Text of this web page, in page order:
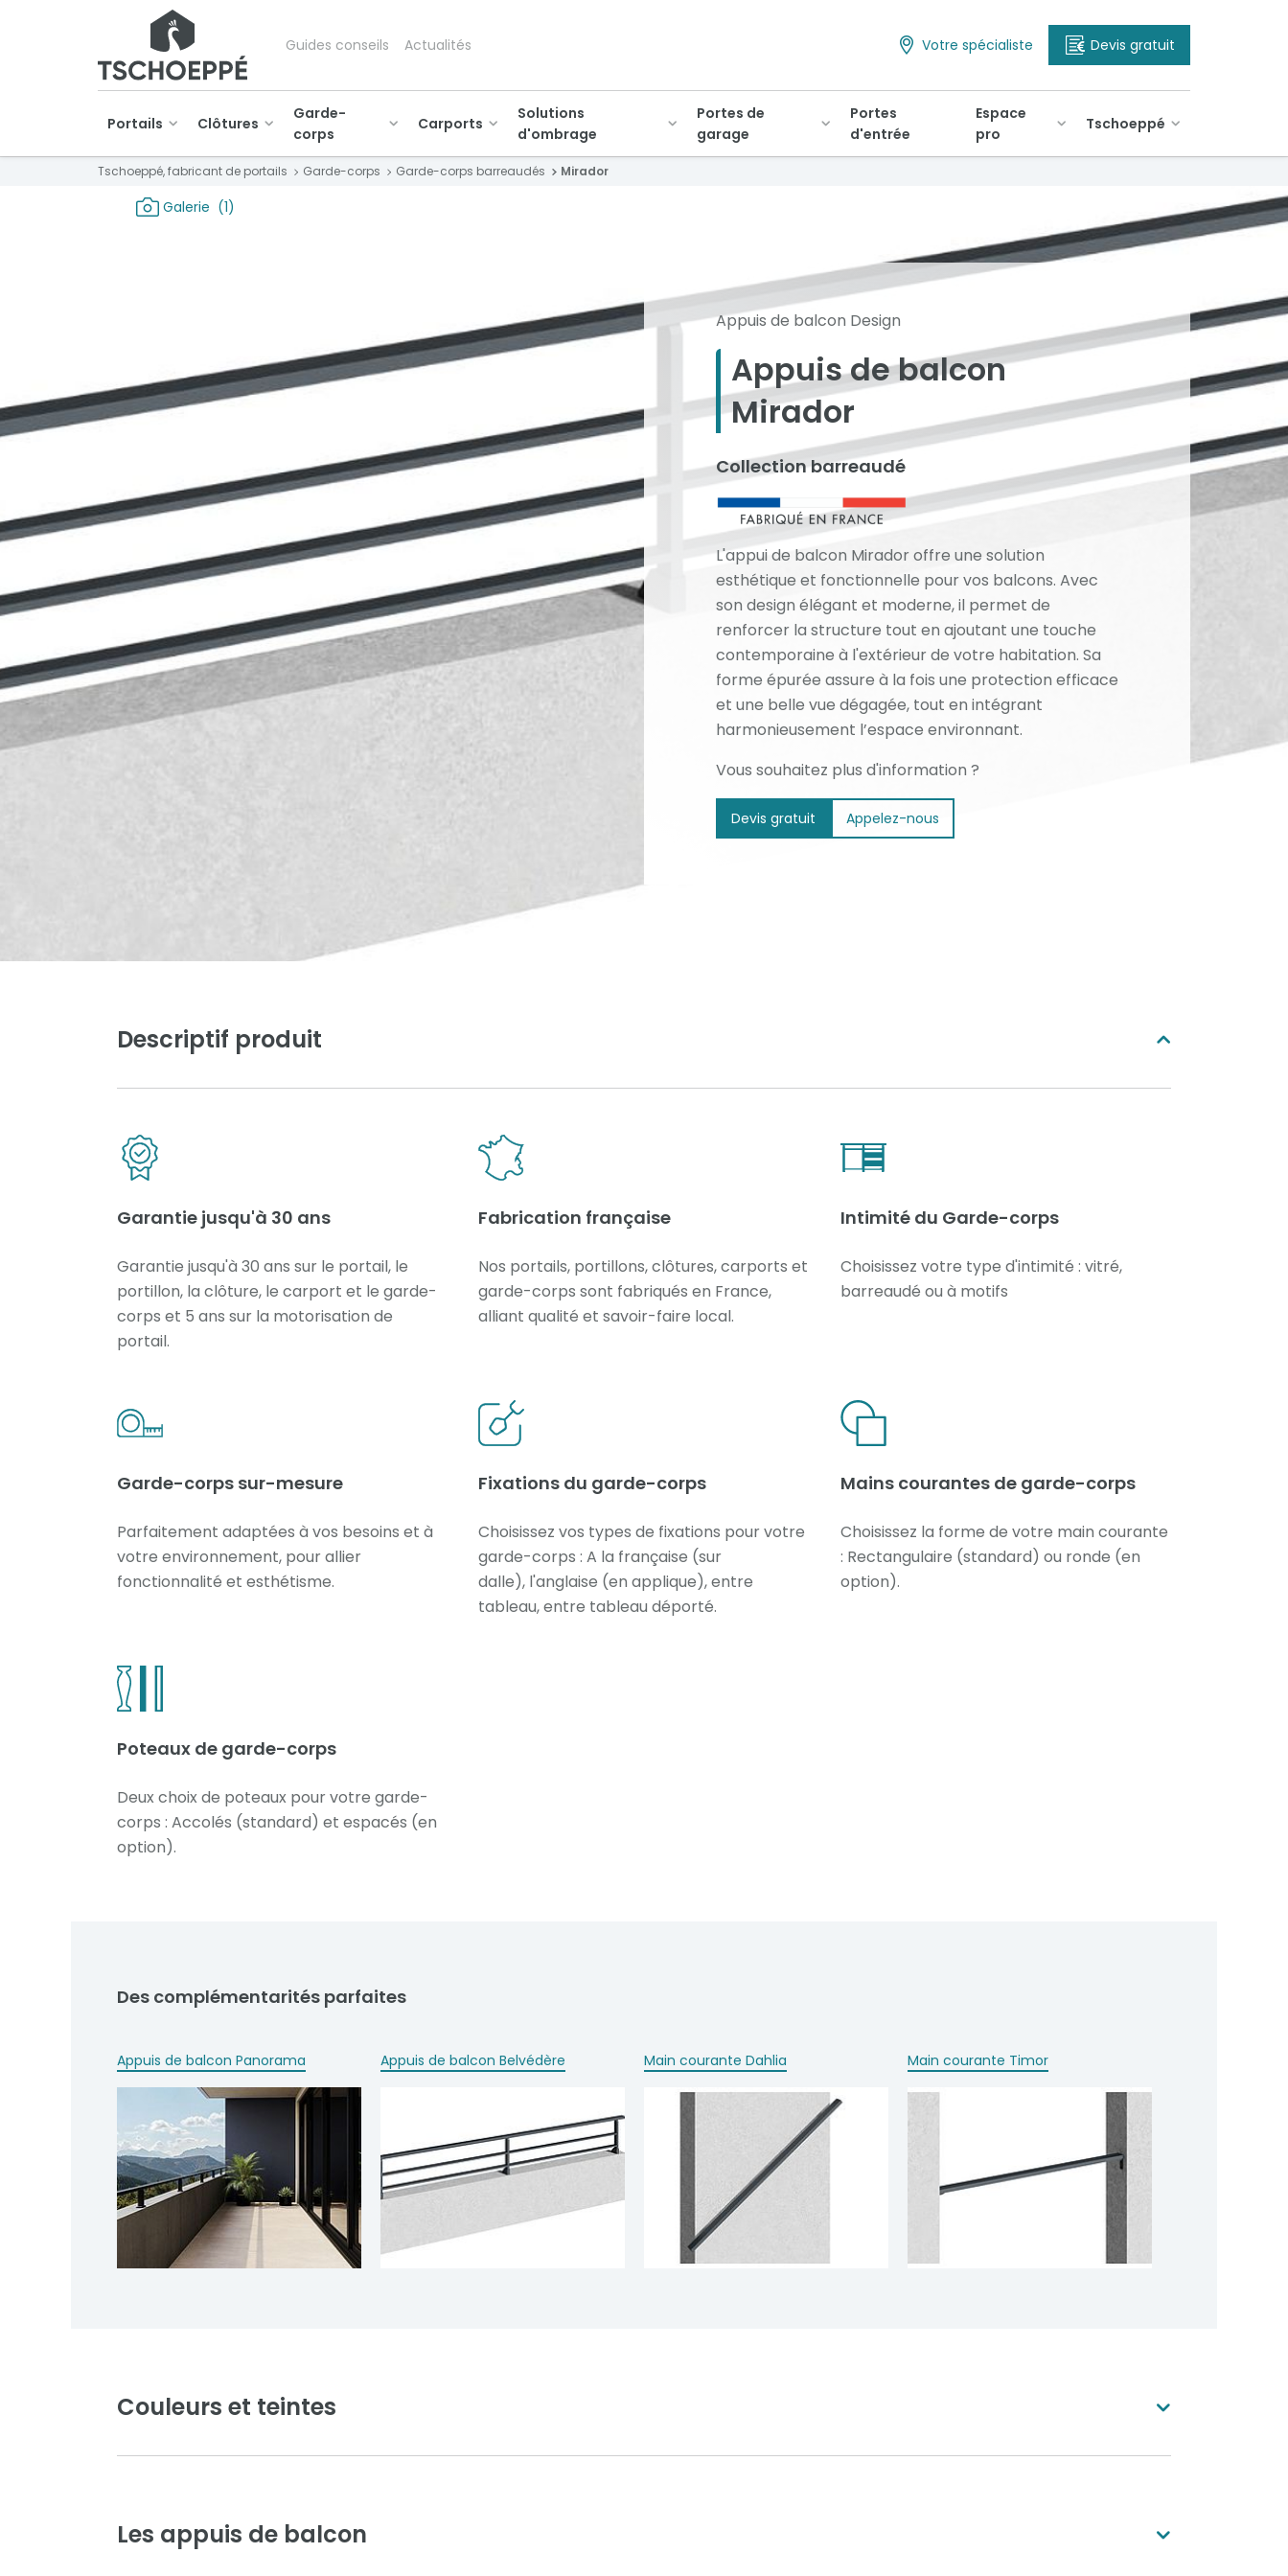
Guides conseils Actualités Votre spécialiste Devis gratuit
Portails Clôtures
Garde-
corps
Carports
Solutions
d'ombrage
Portes de
garage
Portes
d'entrée
Espace
pro
Tschoeppé
Tschoeppé, fabricant de portails Garde-corps Garde-corps barreaudés Mirador
Galerie (1)
Appuis de balcon Design
Appuis de balcon
Mirador
Collection barreaudé
L'appui de balcon Mirador offre une solution
esthétique et fonctionnelle pour vos balcons. Avec
son design élégant et moderne, il permet de
renforcer la structure tout en ajoutant une touche
contemporaine à l'extérieur de votre habitation. Sa
forme épurée assure à la fois une protection efficace
et une belle vue dégagée, tout en intégrant
harmonieusement l’espace environnant.
Vous souhaitez plus d'information ?
Devis gratuit Appelez-nous
Descriptif produit
Garantie jusqu'à 30 ans
Garantie jusqu'à 30 ans sur le portail, le
portillon, la clôture, le carport et le garde-
corps et 5 ans sur la motorisation de
portail.
Fabrication française
Nos portails, portillons, clôtures, carports et
garde-corps sont fabriqués en France,
alliant qualité et savoir-faire local.
Intimité du Garde-corps
Choisissez votre type d'intimité : vitré,
barreaudé ou à motifs
Garde-corps sur-mesure
Parfaitement adaptées à vos besoins et à
votre environnement, pour allier
fonctionnalité et esthétisme.
Fixations du garde-corps
Choisissez vos types de fixations pour votre
garde-corps : A la française (sur
dalle), l'anglaise (en applique), entre
tableau, entre tableau déporté.
Mains courantes de garde-corps
Choisissez la forme de votre main courante
: Rectangulaire (standard) ou ronde (en
option).
Poteaux de garde-corps
Deux choix de poteaux pour votre garde-
corps : Accolés (standard) et espacés (en
option).
Des complémentarités parfaites
Appuis de balcon Panorama Appuis de balcon Belvédère Main courante Dahlia Main courante Timor
Couleurs et teintes
Les appuis de balcon